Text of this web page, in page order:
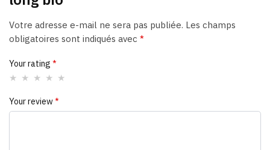
Votre adresse e-mail ne sera pas publiée. Les champs
obligatoires sont indiqués avec *
Your rating *
Your review*